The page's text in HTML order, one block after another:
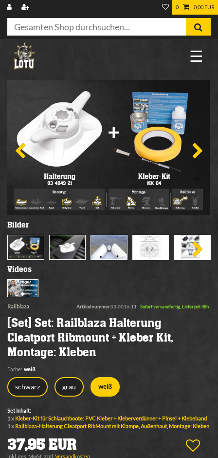
0 0,00 EUR
☰
Bilder
Videos
Railblaza Artikelnummer03-0016-11 Sofort versandfertig, Lieferzeit 48h
[Set] Set: Railblaza Halterung
Cleatport Ribmount + Kleber Kit,
Montage: Kleben
Farbe: weiß
schwarz grau weiß
Set Inhalt:
1 x Kleber-Kit für Schlauchboote: PVC Kleber + Kleberverdünner + Pinsel + Klebeband
1 x Railblaza-Halterung Cleatport RibMount mit Klampe, Außenhaut, Montage: Kleben
37,95 EUR
inkl. ges. MwSt. zzgl. Versandkosten